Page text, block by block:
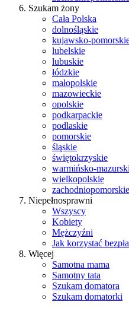
Szukam żony
Cała Polska
dolnośląskie
kujawsko-
lubelskie
lubuskie
łódzkie
małopolskie
mazowieckie
opolskie
podkarpackie
podlaskie
pomorskie
śląskie
świętokrzyskie
warmińsko-
wielkopolskie
zachodniopomorskie
Niepełnosprawni
Wszyscy
Kobiety
Mężczyźni
Jak korzystać
Więcej
Samotna mama
Samotny tata
Szukam domatora
Szukam domatorki